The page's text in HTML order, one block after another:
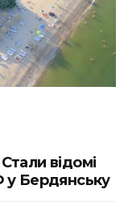
відомі
у Бердянську